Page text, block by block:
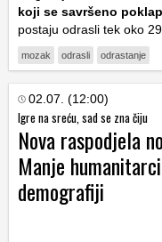
koji se savršeno
postaju odrasli tek oko
mozak odrasli odrastanje
02.07. (12:00)
Igre na sreću, sad se zna čiju
Nova raspodjela
Manje
demografiji